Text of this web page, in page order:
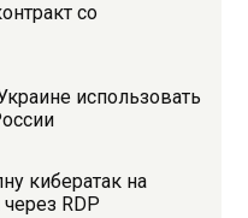
со
использовать
кибератак на
RDP